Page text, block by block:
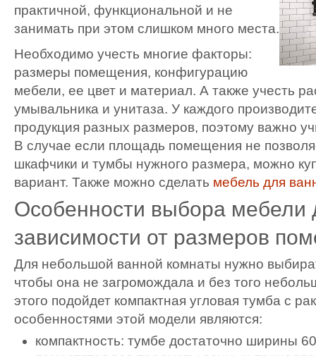
практичной, функциональной и не
занимать при этом слишком много места.
Необходимо учесть многие факторы:
размеры помещения, конфигурацию
мебели, ее цвет и материал. А также учесть
умывальника и унитаза. У каждого
продукция разных размеров, поэтому важно
В случае если площадь помещения не
шкафчики и тумбы нужного размера, можно
вариант. Также можно сделать мебель для
Особенности выбора мебели
зависимости от размеров
Для небольшой ванной комнаты нужно
чтобы она не загромождала и без того
этого подойдет компактная угловая тумба с
особенностями этой модели являются:
компактность: тумбе достаточно ширины